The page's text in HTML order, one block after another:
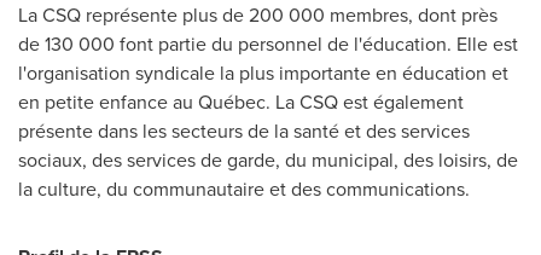
La CSQ représente plus de 200 000 membres, dont près
de 130 000 font partie du personnel de l'éducation. Elle est
l'organisation syndicale la plus importante en éducation et
en petite enfance au Québec. La CSQ est également
présente dans les secteurs de la santé et des services
sociaux, des services de garde, du municipal, des loisirs, de
la culture, du communautaire et des communications.